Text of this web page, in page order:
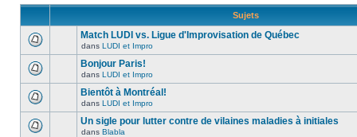
Sujets
Match LUDI vs. Ligue d'Improvisation de Québec
dans LUDI et Impro
Bonjour Paris!
dans LUDI et Impro
Bientôt à Montréal!
dans LUDI et Impro
Un sigle pour lutter contre de vilaines maladies à initiales
dans Blabla